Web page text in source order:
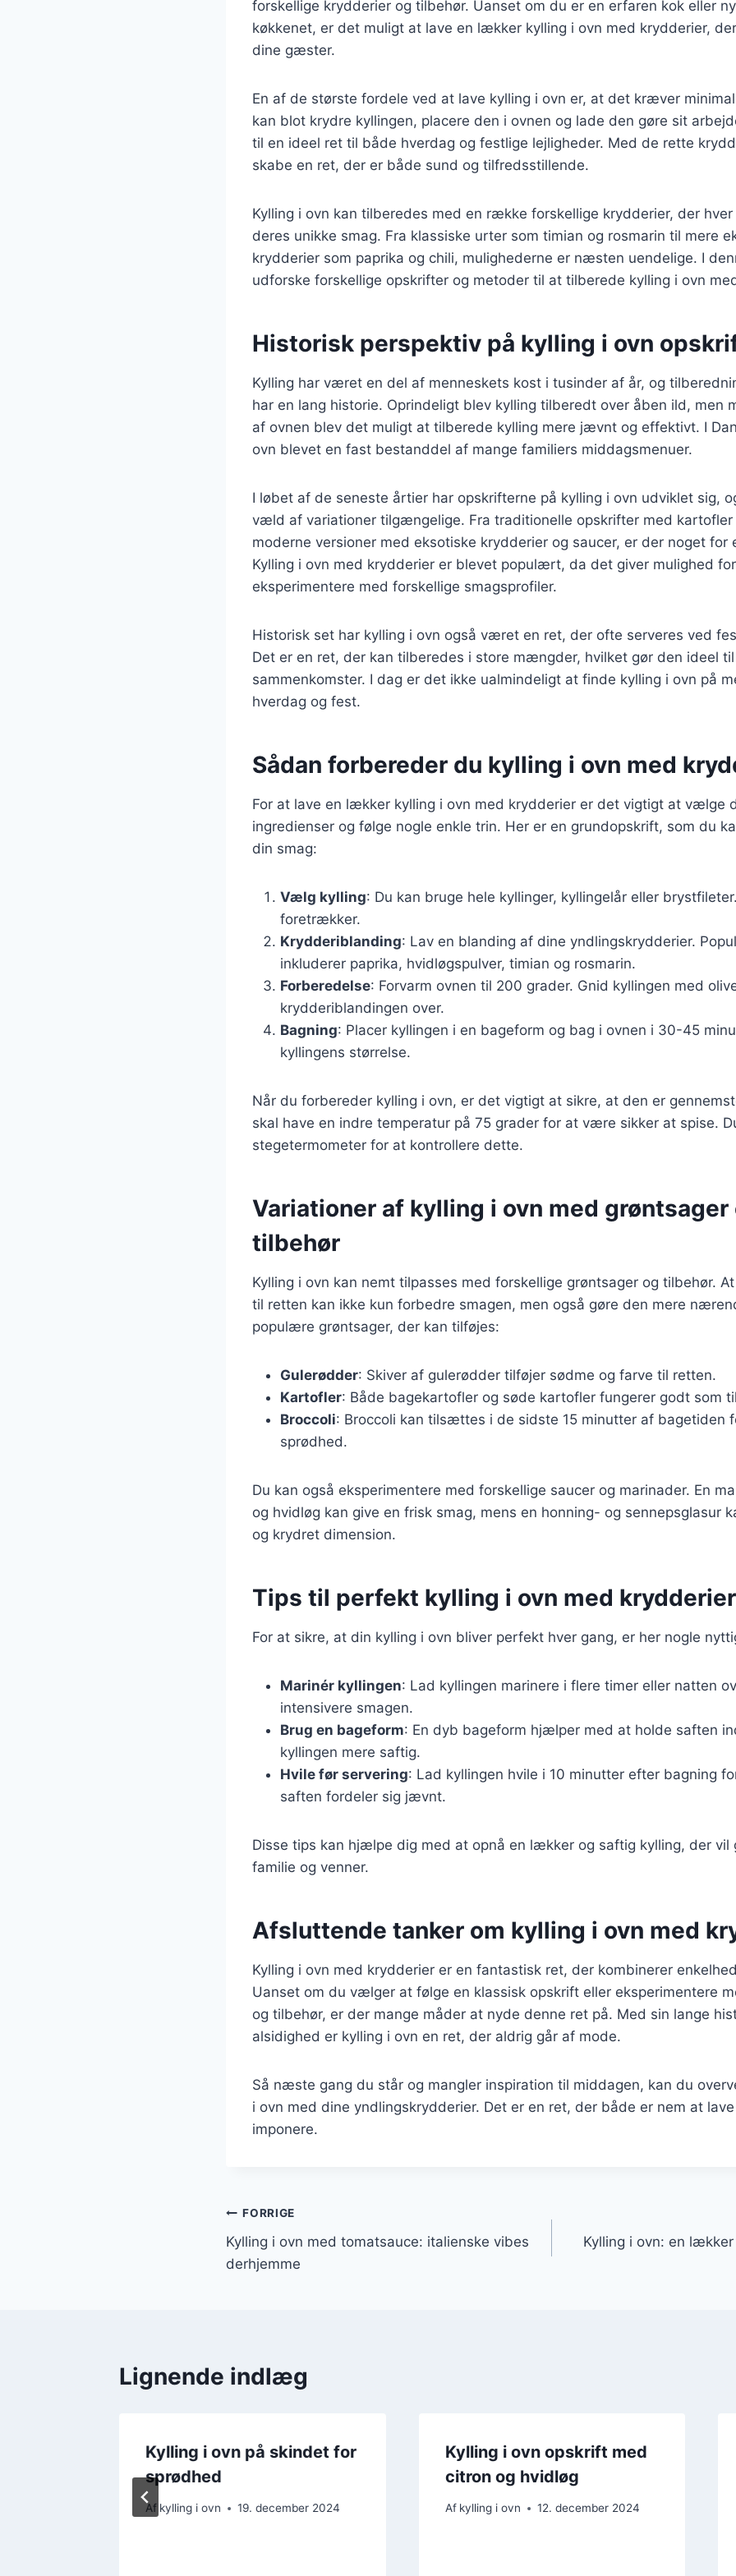
forskellige krydderier og tilbehør. Uanset om du er en erfaren kok eller
køkkenet, er det muligt at lave en lækker kylling i ovn med krydderier,
dine gæster.
En af de største fordele ved at lave kylling i ovn er, at det kræver
kan blot krydre kyllingen, placere den i ovnen og lade den gøre sit
til en ideel ret til både hverdag og festlige lejligheder. Med de rette
skabe en ret, der er både sund og tilfredsstillende.
Kylling i ovn kan tilberedes med en række forskellige krydderier, der
deres unikke smag. Fra klassiske urter som timian og rosmarin til mere
krydderier som paprika og chili, mulighederne er næsten uendelige. I
udforske forskellige opskrifter og metoder til at tilberede kylling i ovn
Historisk perspektiv på kylling i ovn
Kylling har været en del af menneskets kost i tusinder af år, og
har en lang historie. Oprindeligt blev kylling tilberedt over åben ild, men
af ovnen blev det muligt at tilberede kylling mere jævnt og effektivt. I
ovn blevet en fast bestanddel af mange familiers middagsmenuer.
I løbet af de seneste årtier har opskrifterne på kylling i ovn udviklet sig,
væld af variationer tilgængelige. Fra traditionelle opskrifter med kartofler
moderne versioner med eksotiske krydderier og saucer, er der noget for
Kylling i ovn med krydderier er blevet populært, da det giver mulighed
eksperimentere med forskellige smagsprofiler.
Historisk set har kylling i ovn også været en ret, der ofte serveres ved
Det er en ret, der kan tilberedes i store mængder, hvilket gør den ideel
sammenkomster. I dag er det ikke ualmindeligt at finde kylling i ovn på
hverdag og fest.
Sådan forbereder du kylling i ovn med
For at lave en lækker kylling i ovn med krydderier er det vigtigt at vælge
ingredienser og følge nogle enkle trin. Her er en grundopskrift, som du
din smag:
Vælg kylling: Du kan bruge hele kyllinger, kyllingelår eller
foretrækker.
Krydderiblanding: Lav en blanding af dine yndlingskrydderier.
inkluderer paprika, hvidløgspulver, timian og rosmarin.
Forberedelse: Forvarm ovnen til 200 grader. Gnid kyllingen med
krydderiblandingen over.
Bagning: Placer kyllingen i en bageform og bag i ovnen i 30-45
kyllingens størrelse.
Når du forbereder kylling i ovn, er det vigtigt at sikre, at den er
skal have en indre temperatur på 75 grader for at være sikker at spise.
stegetermometer for at kontrollere dette.
Variationer af kylling i ovn med grøntsager
tilbehør
Kylling i ovn kan nemt tilpasses med forskellige grøntsager og tilbehør.
til retten kan ikke kun forbedre smagen, men også gøre den mere
populære grøntsager, der kan tilføjes:
Gulerødder: Skiver af gulerødder tilføjer sødme og farve til retten.
Kartofler: Både bagekartofler og søde kartofler fungerer godt som
Broccoli: Broccoli kan tilsættes i de sidste 15 minutter af bagetiden
sprødhed.
Du kan også eksperimentere med forskellige saucer og marinader. En
og hvidløg kan give en frisk smag, mens en honning- og sennepsglasur
og krydret dimension.
Tips til perfekt kylling i ovn med krydderier
For at sikre, at din kylling i ovn bliver perfekt hver gang, er her nogle
Marinér kyllingen: Lad kyllingen marinere i flere timer eller natten
intensivere smagen.
Brug en bageform: En dyb bageform hjælper med at holde saften
kyllingen mere saftig.
Hvile før servering: Lad kyllingen hvile i 10 minutter efter bagning
saften fordeler sig jævnt.
Disse tips kan hjælpe dig med at opnå en lækker og saftig kylling, der
familie og venner.
Afsluttende tanker om kylling i ovn med
Kylling i ovn med krydderier er en fantastisk ret, der kombinerer
Uanset om du vælger at følge en klassisk opskrift eller eksperimentere
og tilbehør, er der mange måder at nyde denne ret på. Med sin lange
alsidighed er kylling i ovn en ret, der aldrig går af mode.
Så næste gang du står og mangler inspiration til middagen, kan du
i ovn med dine yndlingskrydderier. Det er en ret, der både er nem at
imponere.
Indlægsnavigation
FORRIGE
Kylling i ovn med tomatsauce: italienske vibes
derhjemme
Kylling i ovn: en
Lignende indlæg
Kylling i ovn på skindet for
sprødhed
Af kylling i ovn 19. december 2024
Kylling i ovn opskrift med
citron og hvidløg
Af kylling i ovn 12. december 2024